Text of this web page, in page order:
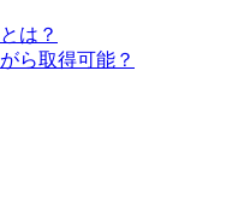
は？
ら取得可能？